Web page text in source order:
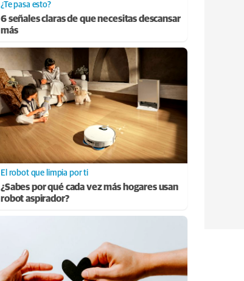
¿Te pasa esto?
6 señales claras de que necesitas descansar
más
El robot que limpia por ti
¿Sabes por qué cada vez más hogares usan
robot aspirador?